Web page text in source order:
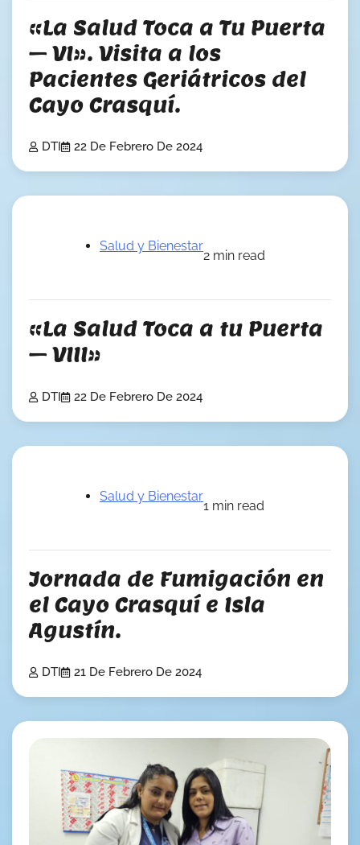
«La Salud Toca a Tu Puerta
– VI». Visita a los
Pacientes Geriátricos del
Cayo Crasquí.
DTI 22 De Febrero De 2024
Salud y Bienestar
2 min read
«La Salud Toca a tu Puerta
– VIII»
DTI 22 De Febrero De 2024
Salud y Bienestar
1 min read
Jornada de Fumigación en
el Cayo Crasquí e Isla
Agustín.
DTI 21 De Febrero De 2024